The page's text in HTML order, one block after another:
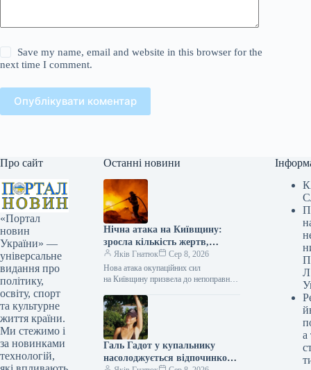
Save my name, email and website in this browser for the
next time I comment.
Опублікувати коментар
Про сайт
«Портал
новин
України» —
універсальне
видання про
політику,
освіту, спорт
та культурне
життя країни.
Ми стежимо і
за новинками
технологій,
Останні новини
Нічна атака на Київщину:
зросла кількість жертв,
найсвіжіша інформація
Яків Гнатюк
Сер 8, 2026
Нова атака окупаційних сил
на Київщину призвела до непоправних
Броварський район. На місцях
працювали рятувальники / ©
Associated Press…
Галь Гадот у купальнику
насолоджується відпочинком
Л
а